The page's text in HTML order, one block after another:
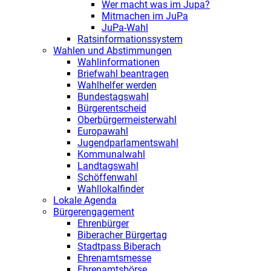
Wer macht was im Jupa?
Mitmachen im JuPa
JuPa-Wahl
Ratsinformationssystem
Wahlen und Abstimmungen
Wahlinformationen
Briefwahl beantragen
Wahlhelfer werden
Bundestagswahl
Bürgerentscheid
Oberbürgermeisterwahl
Europawahl
Jugendparlamentswahl
Kommunalwahl
Landtagswahl
Schöffenwahl
Wahllokalfinder
Lokale Agenda
Bürgerengagement
Ehrenbürger
Biberacher Bürgertag
Stadtpass Biberach
Ehrenamtsmesse